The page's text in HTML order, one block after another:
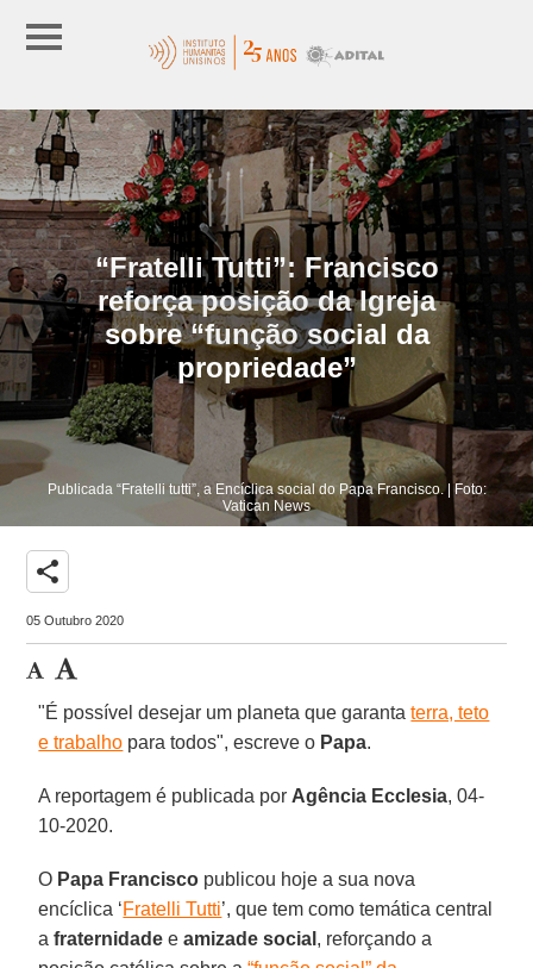
“Fratelli Tutti”: Francisco
reforça posição da Igreja
sobre “função social da
propriedade”
Publicada “Fratelli tutti”, a Encíclica social do Papa Francisco. | Foto:
Vatican News
share
05 Outubro 2020
"É possível desejar um planeta que garantaterra, teto
e trabalho para todos", escreve o Papa.
A reportagem é publicada por Agência Ecclesia, 04-
10-2020.
O Papa Francisco publicou hoje a sua nova
encíclica ‘Fratelli Tutti’, que tem como temática central
afraternidade eamizade social , reforçando a